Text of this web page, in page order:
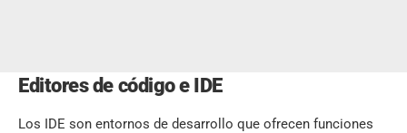
Editores de código e IDE
Los IDE son entornos de desarrollo que ofrecen funciones